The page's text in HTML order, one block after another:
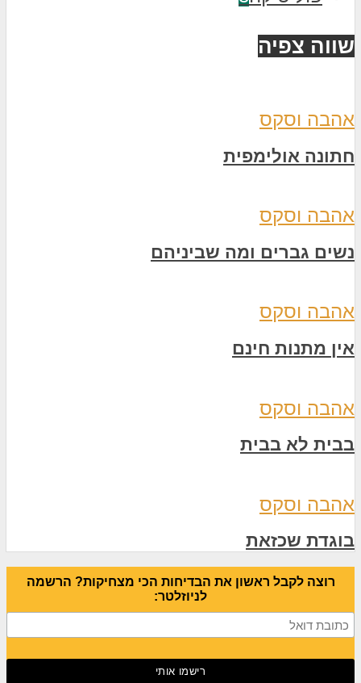
שווה צפיה
אהבה וסקס
חתונה אולימפית
אהבה וסקס
נשים גברים ומה שביניהם
אהבה וסקס
אין מתנות חינם
אהבה וסקס
בבית לא בבית
אהבה וסקס
בוגדת שכזאת
רוצה לקבל ראשון את הבדיחות הכי מצחיקות? הרשמה
לניוזלטר: